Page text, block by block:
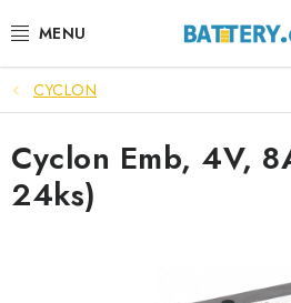
na
VÝHODNÉ SETY
SLUŽBY
AUTOBATERIE
CYCLON
Cyclon Emb, 4V,
24ks)